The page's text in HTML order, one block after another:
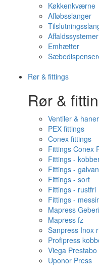
Køkkenkværne
Afløbsslanger
Affaldssystemer
Emhætter
Rør & fittings
Rør &
Ventiler & haner
PEX fittings
Conex fittings
Fittings Conex
Fittings -
Fittings -
Fittings - sort
Fittings - rustfri
Fittings -
Mapress
Mapress fz
Sanpress Inox
Profipress
Viega
Uponor Press